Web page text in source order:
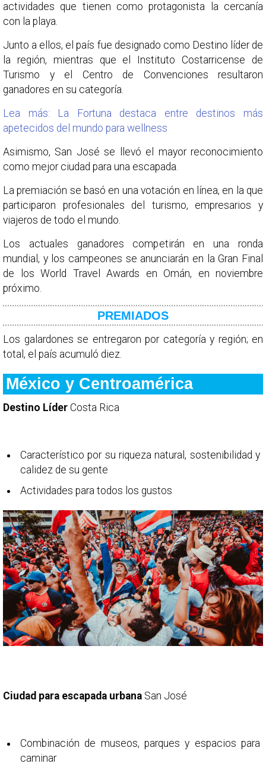
actividades que tienen como protagonista la cercanía
con la playa.
Junto a ellos, el país fue designado como Destino líder de
la región, mientras que el Instituto Costarricense de
Turismo y el Centro de Convenciones resultaron
ganadores en su categoría.
Lea más: La Fortuna destaca entre destinos más
apetecidos del mundo para wellness
Asimismo, San José se llevó el mayor reconocimiento
como mejor ciudad para una escapada.
La premiación se basó en una votación en línea, en la que
participaron profesionales del turismo, empresarios y
viajeros de todo el mundo.
Los actuales ganadores competirán en una ronda
mundial, y los campeones se anunciarán en la Gran Final
de los World Travel Awards en Omán, en noviembre
próximo.
PREMIADOS
Los galardones se entregaron por categoría y región; en
total, el país acumuló diez.
México y Centroamérica
Destino Líder Costa Rica
Característico por su riqueza natural, sostenibilidad y
calidez de su gente
Actividades para todos los gustos
Ciudad para escapada urbana San José
Combinación de museos, parques y espacios para
caminar